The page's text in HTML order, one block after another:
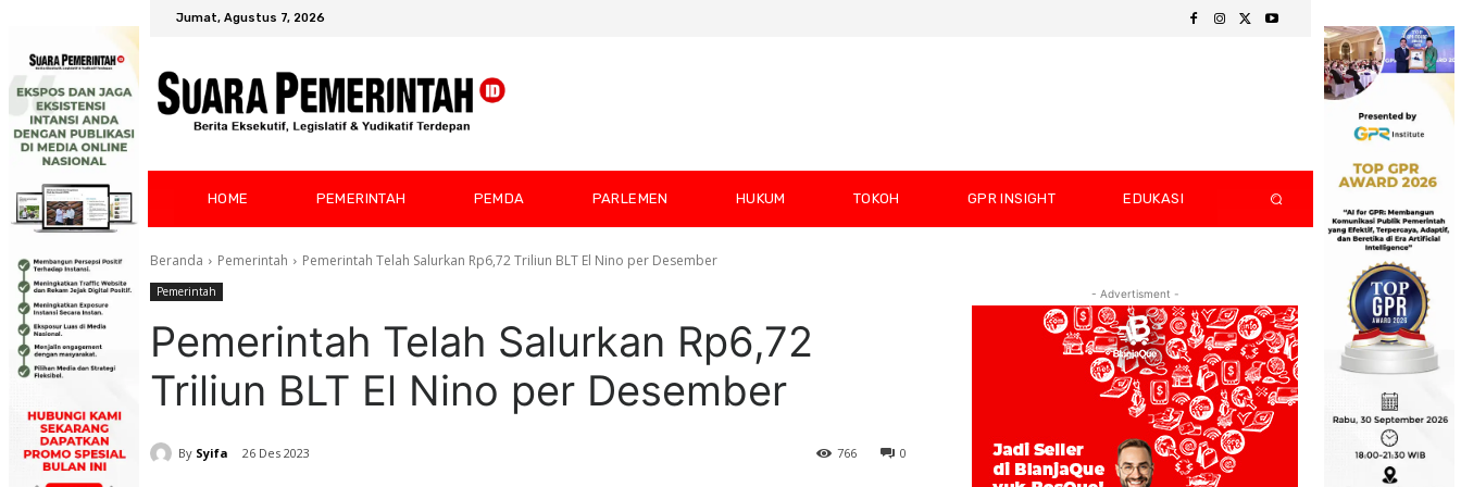
Jumat, Agustus 7, 2026
HOME PEMERINTAH PEMDA PARLEMEN HUKUM TOKOH GPR INSIGHT EDUKASI
Beranda Pemerintah Pemerintah Telah Salurkan Rp6,72 Triliun BLT El Nino per Desember
Pemerintah
Pemerintah Telah Salurkan Rp6,72
Triliun BLT El Nino per Desember
By Syifa 26 Des 2023 0
766
- Advertisment -